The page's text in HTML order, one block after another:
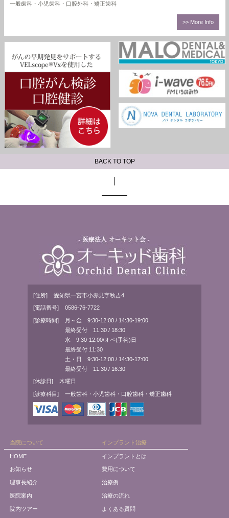
一般歯科・小児歯科・口腔外科・矯正歯科
>> More Info
BACK TO TOP
[住所] 愛知県一宮市小赤見字秋吉4
[電話番号] 0586-76-7722
[診療時間]
月～金 9:30-12:00 / 14:30-19:00
最終受付 11:30 / 18:30
水 9:30-12:00/オペ(手術)日
最終受付 11:30
土・日 9:30-12:00 / 14:30-17:00
最終受付 11:30 / 16:30
[休診日] 木曜日
[診療科目] 一般歯科・小児歯科・口腔歯科・矯正歯科
当院について
HOME
お知らせ
理事長紹介
医院案内
院内ツアー
インプラント治療
インプラントとは
費用について
治療例
治療の流れ
よくある質問